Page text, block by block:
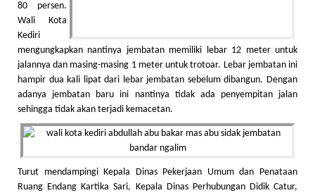
80 persen.
Wali Kota
Kediri
mengungkapkan nantinya jembatan memiliki lebar 12 meter untuk
jalannya dan masing-masing 1 meter untuk trotoar. Lebar jembatan ini
hampir dua kali lipat dari lebar jembatan sebelum dibangun. Dengan
adanya jembatan baru ini nantinya tidak ada penyempitan jalan
sehingga tidak akan terjadi kemacetan.
Turut mendampingi Kepala Dinas Pekerjaan Umum dan Penataan
Ruang Endang Kartika Sari, Kepala Dinas Perhubungan Didik Catur,